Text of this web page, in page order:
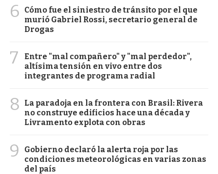
6
Cómo fue el siniestro de tránsito por el que
murió Gabriel Rossi, secretario general de
Drogas
7
Entre "mal compañero" y "mal perdedor",
altísima tensión en vivo entre dos
integrantes de programa radial
8
La paradoja en la frontera con Brasil: Rivera
no construye edificios hace una década y
Livramento explota con obras
9
Gobierno declaró la alerta roja por las
condiciones meteorológicas en varias zonas
del país